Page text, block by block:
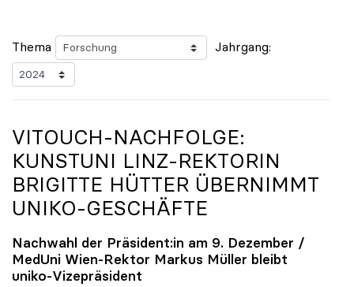
Thema Jahrgang:
VITOUCH-NACHFOLGE:
KUNSTUNI LINZ-REKTORIN
BRIGITTE HÜTTER ÜBERNIMMT
UNIKO-GESCHÄFTE
Nachwahl der Präsident:in am 9. Dezember /
MedUni Wien-Rektor Markus Müller bleibt
uniko-Vizepräsident